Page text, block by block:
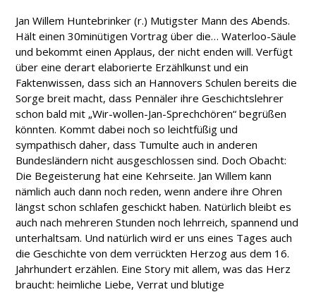
Jan Willem Huntebrinker (r.) Mutigster Mann des Abends.
Hält einen 30minütigen Vortrag über die… Waterloo-Säule
und bekommt einen Applaus, der nicht enden will. Verfügt
über eine derart elaborierte Erzählkunst und ein
Faktenwissen, dass sich an Hannovers Schulen bereits die
Sorge breit macht, dass Pennäler ihre Geschichtslehrer
schon bald mit „Wir-wollen-Jan-Sprechchören“ begrüßen
könnten. Kommt dabei noch so leichtfüßig und
sympathisch daher, dass Tumulte auch in anderen
Bundesländern nicht ausgeschlossen sind. Doch Obacht:
Die Begeisterung hat eine Kehrseite. Jan Willem kann
nämlich auch dann noch reden, wenn andere ihre Ohren
längst schon schlafen geschickt haben. Natürlich bleibt es
auch nach mehreren Stunden noch lehrreich, spannend und
unterhaltsam. Und natürlich wird er uns eines Tages auch
die Geschichte von dem verrückten Herzog aus dem 16.
Jahrhundert erzählen. Eine Story mit allem, was das Herz
braucht: heimliche Liebe, Verrat und blutige